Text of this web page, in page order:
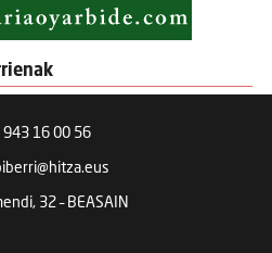
943 16 00 56
32 – BEASAIN